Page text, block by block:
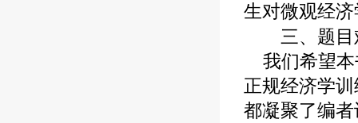
生对微观经
三、题目
我们希望本
正规经济学
都凝聚了编